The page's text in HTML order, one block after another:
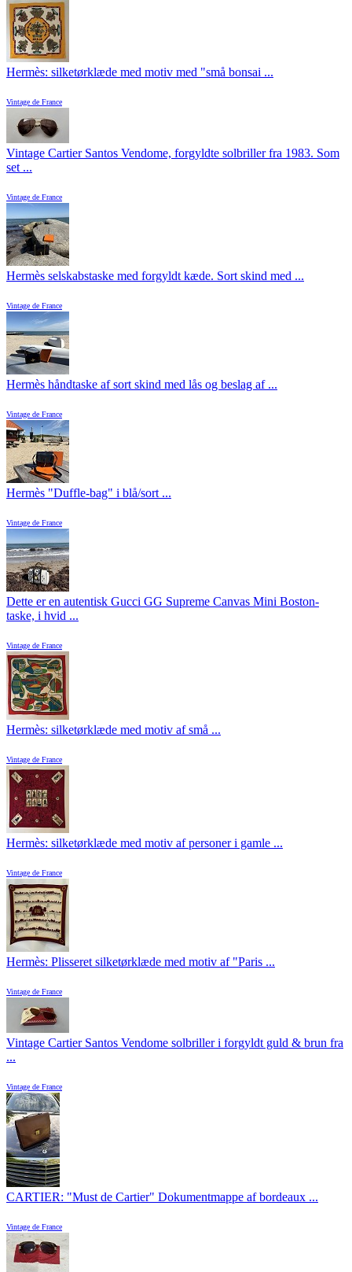
Hermès: silketørklæde med motiv med "små bonsai ...
Vintage de France
Vintage Cartier Santos Vendome, forgyldte solbriller fra 1983. Som
set ...
Vintage de France
Hermès selskabstaske med forgyldt kæde. Sort skind med ...
Vintage de France
Hermès håndtaske af sort skind med lås og beslag af ...
Vintage de France
Hermès "Duffle-bag" i blå/sort ...
Vintage de France
Dette er en autentisk Gucci GG Supreme Canvas Mini Boston-
taske, i hvid ...
Vintage de France
Hermès: silketørklæde med motiv af små ...
Vintage de France
Hermès: silketørklæde med motiv af personer i gamle ...
Vintage de France
Hermès: Plisseret silketørklæde med motiv af "Paris ...
Vintage de France
Vintage Cartier Santos Vendome solbriller i forgyldt guld & brun fra
...
Vintage de France
CARTIER: "Must de Cartier" Dokumentmappe af bordeaux ...
Vintage de France